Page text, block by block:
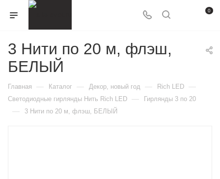
0
3 Нити по 20 м, флэш,
БЕЛЫЙ
Главная — Каталог — Декор, новый год — Rich LED —
Светодиодные гирлянды Нить Rich LED — Гирлянды 3 по 20
— 3 Нити по 20 м, флэш, БЕЛЫЙ